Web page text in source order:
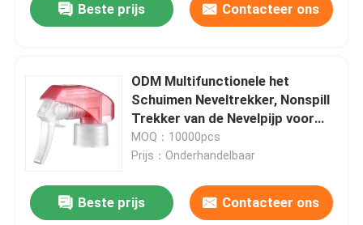
Thuis
Producten
Over ons
Beste prijs Contacteer ons
ODM Multifunctionele het
Schuimen Neveltrekker, Nonspill
Trekker van de Nevelpijp voor
Fles
MOQ：10000pcs
Prijs：Onderhandelbaar
Beste prijs Contacteer ons
Multi de Pompspuitbus van de Functie Blauwe Trekker Multifunctioneel voor Autowasserette